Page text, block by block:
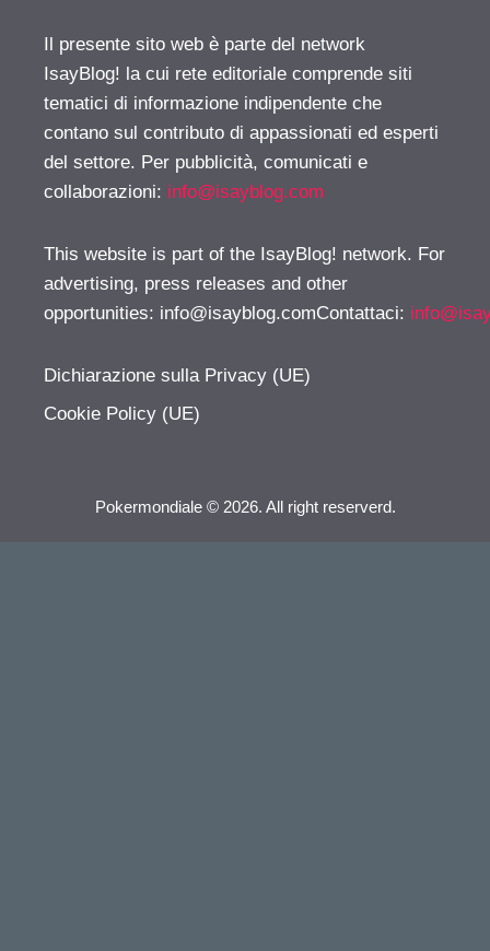
Il presente sito web è parte del network
IsayBlog! la cui rete editoriale comprende siti
tematici di informazione indipendente che
contano sul contributo di appassionati ed esperti
del settore. Per pubblicità, comunicati e
collaborazioni: info@isayblog.com
This website is part of the IsayBlog! network. For
advertising, press releases and other
opportunities: info@isayblog.comContattaci:
Dichiarazione sulla Privacy (UE)
Cookie Policy (UE)
Pokermondiale © 2026. All right reserverd.